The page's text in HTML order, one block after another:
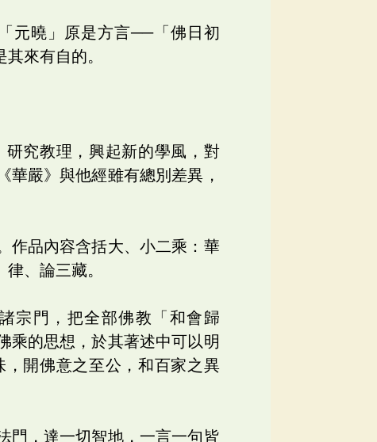
元曉」原是方言──「佛日初
來有自的。
究教理，興起新的學風，對
華嚴》與他經雖有總別差異，
作品內容含括大、小二乘：華
、論三藏。
宗門，把全部佛教「和會歸
乘的思想，於其著述中可以明
開佛意之至公，和百家之異
門，達一切智地，一言一句皆